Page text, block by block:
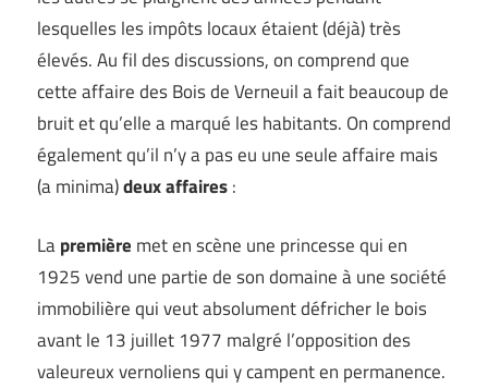
lesquelles les impôts locaux étaient (déjà) très
élevés. Au fil des discussions, on comprend que
cette affaire des Bois de Verneuil a fait beaucoup de
bruit et qu’elle a marqué les habitants. On comprend
également qu’il n’y a pas eu une seule affaire mais
(a minima)deux affaires:
Lapremière met en scène une princesse qui en
1925 vend une partie de son domaine à une société
immobilière qui veut absolument défricher le bois
avant le 13 juillet 1977 malgré l’opposition des
valeureux vernoliens qui y campent en permanence.